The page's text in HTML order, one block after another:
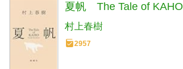
夏帆 The Tale of KAHO
村上春樹
2957